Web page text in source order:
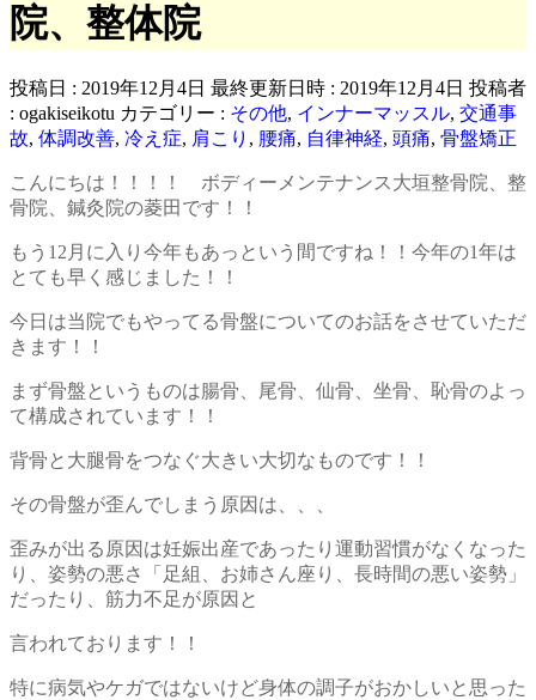
院、整体院
投稿日 : 2019年12月4日 最終更新日時 : 2019年12月4日 投稿者
: ogakiseikotu カテゴリー : その他, インナーマッスル, 交通事
故, 体調改善, 冷え症, 肩こり , 腰痛, 自律神経, 頭痛, 骨盤矯正
こんにちは！！！！ ボディーメンテナンス大垣整骨院、整
骨院、鍼灸院の菱田です！！
もう12月に入り今年もあっという間ですね！！今年の1年は
とても早く感じました！！
今日は当院でもやってる骨盤についてのお話をさせていただ
きます！！
まず骨盤というものは腸骨、尾骨、仙骨、坐骨、恥骨のよっ
て構成されています！！
背骨と大腿骨をつなぐ大きい大切なものです！！
その骨盤が歪んでしまう原因は、、、
歪みが出る原因は妊娠出産であったり運動習慣がなくなった
り、姿勢の悪さ「足組、お姉さん座り、長時間の悪い姿勢」
だったり、筋力不足が原因と
言われております！！
特に病気やケガではないけど身体の調子がおかしいと思った